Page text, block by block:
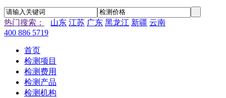
热门搜索： 山东 江苏 广东 黑龙江 新疆 云南
400 886 5719
首页
检测项目
检测费用
检测产品
检测机构